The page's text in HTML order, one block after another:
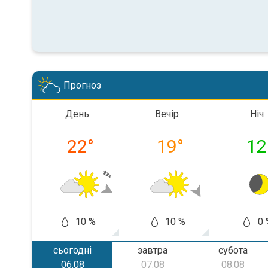
Прогноз
День
22°
10 %
Вечір
19°
10 %
Ніч
12
0
сьогодні
06.08
завтра
07.08
субота
08.08